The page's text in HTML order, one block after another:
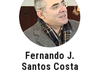
Fernando J.
Santos Costa